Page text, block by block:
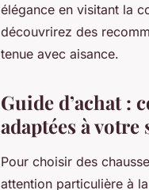
élégance en visitant la
découvrirez des
tenue avec aisance.
Guide d’achat :
adaptées à votre
Pour choisir des
attention particulière à